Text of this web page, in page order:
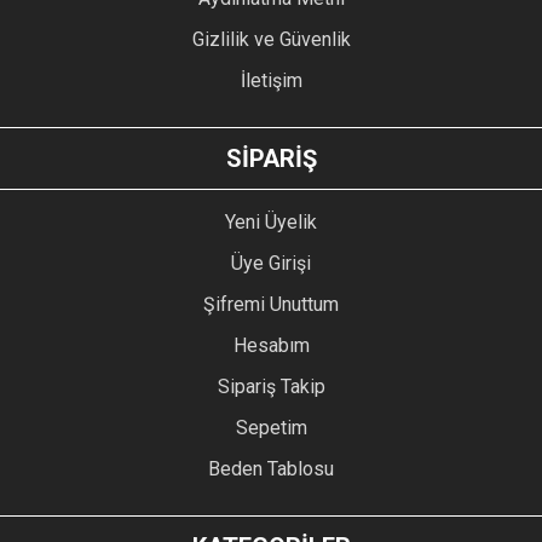
GÖNDER
Gizlilik ve Güvenlik
İletişim
SİPARİŞ
Yeni Üyelik
Üye Girişi
Şifremi Unuttum
Hesabım
Sipariş Takip
Sepetim
Beden Tablosu